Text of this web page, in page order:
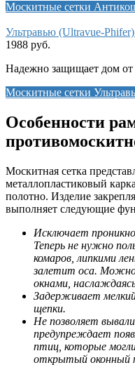
Москитные сетки
Ультравью (Ultravue-
1988 руб.
Надежно защищает дом от
Москитные сетки
Особенности
Москитная сетка
металлопластиковый
полотно. Изделие
выполняет следующие
Исключает
Теперь не нужно
комаров, липкими
залетит оса. Можно
окнами,
Задерживает
щепки.
Не позволяет
предупреждает
птиц, которые
открытый оконный